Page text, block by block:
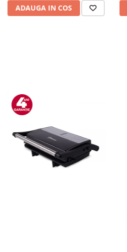
ADAUGA IN COS